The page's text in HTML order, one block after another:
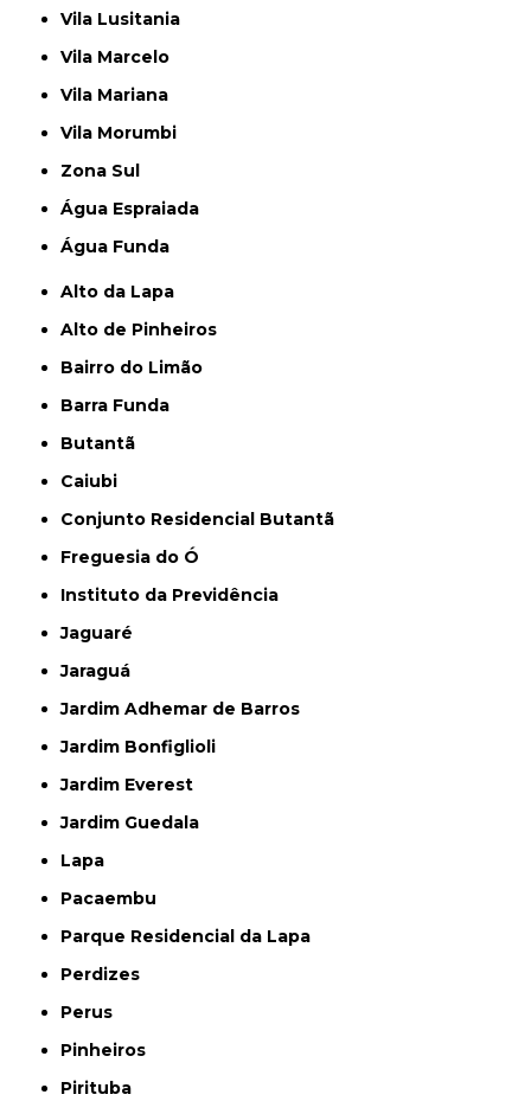
Vila Lusitania
Vila Marcelo
Vila Mariana
Vila Morumbi
Zona Sul
Água Espraiada
Água Funda
Alto da Lapa
Alto de Pinheiros
Bairro do Limão
Barra Funda
Butantã
Caiubi
Conjunto Residencial Butantã
Freguesia do Ó
Instituto da Previdência
Jaguaré
Jaraguá
Jardim Adhemar de Barros
Jardim Bonfiglioli
Jardim Everest
Jardim Guedala
Lapa
Pacaembu
Parque Residencial da Lapa
Perdizes
Perus
Pinheiros
Pirituba